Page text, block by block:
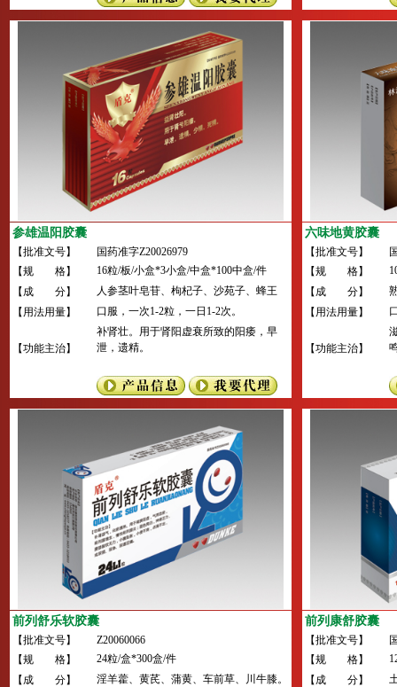
参雄温阳胶囊
【批准文号】
国药准字Z20026979
【规 格】
16粒/板/小盒*3小盒/中盒*100中盒/件
【成 分】
人参茎叶皂苷、枸杞子、沙苑子、蜂王
浆、雄蜂蛹、兔睾丸。
【用法用量】 口服，一次1-2粒，一日1-2次。
【功能主治】
补肾壮。用于肾阳虚衰所致的阳痿，早
泄，遗精。
六味地黄胶囊
【批准文号】
【规 格】
【成 分】
【用法用量】
【功能主治】
前列舒乐软胶囊
【批准文号】
Z20060066
【规 格】
24粒/盒*300盒/件
【成 分】
淫羊藿、黄芪、蒲黄、车前草、川牛膝。
前列康舒胶囊
【批准文号】
【规 格】
【成 分】